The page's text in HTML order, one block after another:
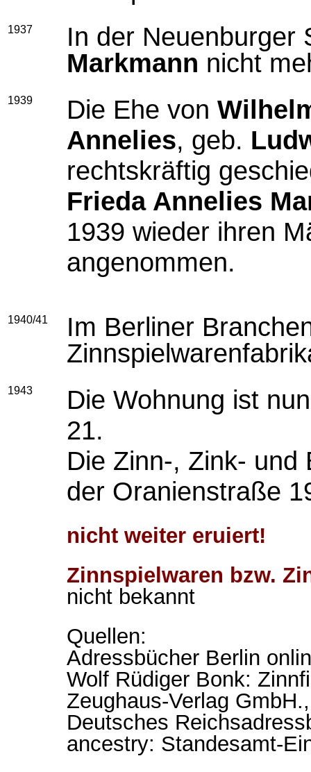
1937
In der
Markmann nicht
1939 Die Ehe von
Annelies, geb.
rechtskräftig
Frieda Annelies
1939 wieder ihren
angenommen.
1940/41
Im Berliner
1943
Die Wohnung ist
21.
Die Zinn-, Zink- und
der Oranienstraße
nicht weiter eruiert!
Zinnspielwaren bzw.
nicht bekannt
Quellen:
Adressbücher Berlin
Wolf Rüdiger Bonk:
Zeughaus-Verlag
Deutsches
ancestry: Standesamt-